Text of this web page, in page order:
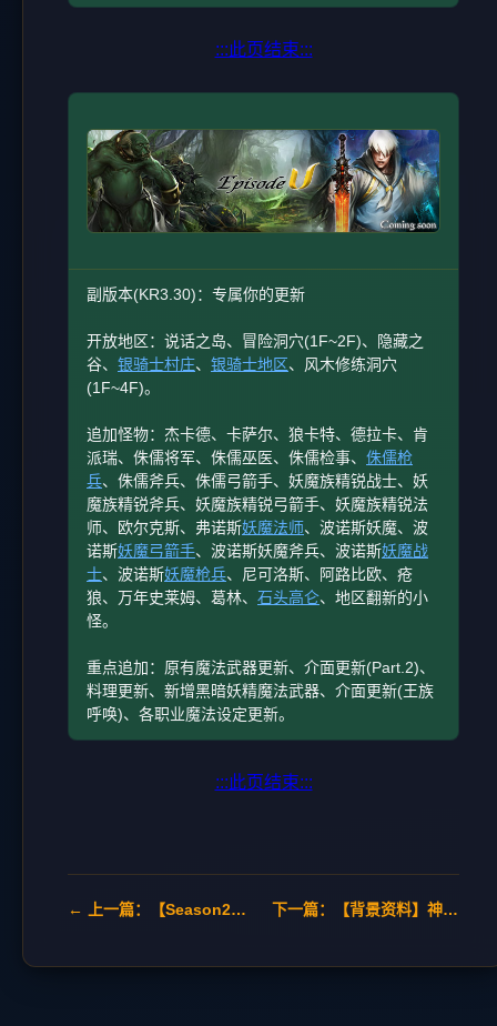
:::此页结束:::
副版本(KR3.30)：专属你的更新
开放地区：说话之岛、冒险洞穴(1F~2F)、隐藏之
谷、 银骑士村庄、 银骑士地区、风木修练洞穴
(1F~4F)。
追加怪物：杰卡德、卡萨尔、狼卡特、德拉卡、肯
派瑞、侏儒将军、侏儒巫医、侏儒检事、 侏儒枪
兵、侏儒斧兵、侏儒弓箭手、妖魔族精锐战士、妖
魔族精锐斧兵、妖魔族精锐弓箭手、妖魔族精锐法
师、欧尔克斯、弗诺斯妖魔法师、波诺斯妖魔、波
诺斯妖魔弓箭手、波诺斯妖魔斧兵、波诺斯妖魔战
士、波诺斯妖魔枪兵、尼可洛斯、阿路比欧、疮
狼、万年史莱姆、葛林、 石头高仑、地区翻新的小
怪。
重点追加：原有魔法武器更新、介面更新(Part.2)、
料理更新、新增黑暗妖精魔法武器、介面更新(王族
呼唤)、各职业魔法设定更新。
:::此页结束:::
← 上一篇：【Season2】Lineage：The Cross Rancor 下一篇：【背景资料】神只与属性关系 →